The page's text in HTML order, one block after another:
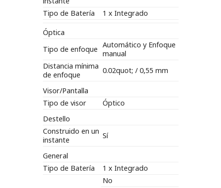
Tipo de Batería
1 x Integrado
Óptica
Tipo de enfoque Automático y Enfoque
manual
Distancia mínima
de enfoque
0.02quot; / 0,55 mm
Visor/Pantalla
Tipo de visor
Óptico
Destello
Construido en un
instante
Sí
General
Tipo de Batería
1 x Integrado
No